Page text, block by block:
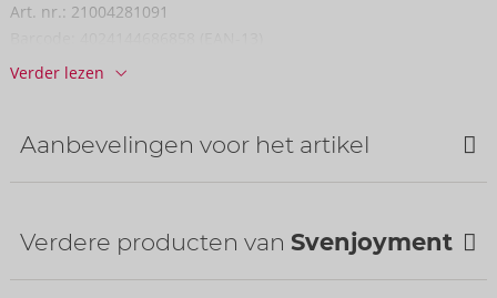
Art. nr.: 21004281091
Tariefnummer douane:
Verder lezen
Aanbevelingen voor het artikel
Verdere producten van Svenjoyment